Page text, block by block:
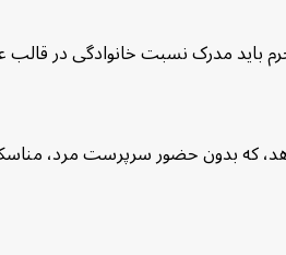
مدرک نسبت خانوادگی در قالب
این امکان را در اختیار زنان 18 تا 65 سال قرار